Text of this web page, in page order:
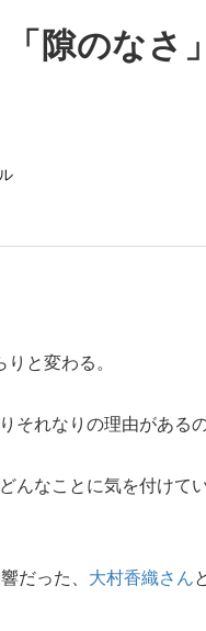
隙のなさ
と変わる。
れなりの理由があるの
んなことに気を付けて
だった、 大村香織さん